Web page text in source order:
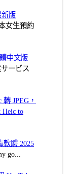
新版
女生預約
中文版
ービス
JPEG，
Heic to
軟體 2025
go...